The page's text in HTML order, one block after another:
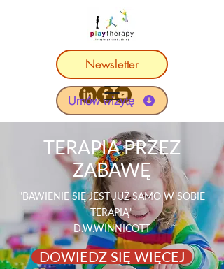
Umów wizytę
Newsletter
TERAPIA PRZEZ
ZABAWĘ
"BAWIENIE SIĘ JEST JUŻ SAMO W SOBIE
TERAPIĄ"
D.W.WINNICOTT
DOWIEDZ SIĘ WIĘCEJ